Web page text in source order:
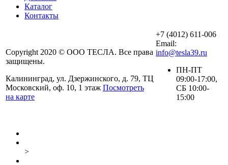
Каталог
Контакты
Copyright 2020 © ООО ТЕСЛА. Все права
защищены.
Калининград, ул. Дзержинского, д. 79, ТЦ
Московский, оф. 10, 1 этаж Посмотреть
на карте
+7 (4012) 611-006
Email:
info@tesla39.ru
ПН-ПТ
09:00-17:00,
СБ 10:00-
15:00
>